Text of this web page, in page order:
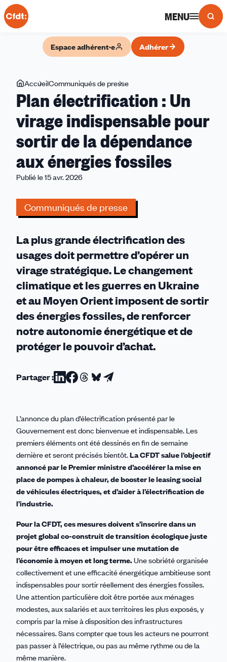
Panneau de gestion des cookies
MENU
Espace adhérent·e Adhérer
Vous
êtes
ici
AccueilCommuniqués de presse
électrification
Un
virage
indispensable
pour
la
énergies
Plan électrification : Un
virage indispensable pour
sortir de la dépendance
aux énergies fossiles
Publié le 15 avr. 2026
Communiqués de presse
La plus grande électrification des
usages doit permettre d’opérer un
virage stratégique. Le changement
climatique et les guerres en Ukraine
et au Moyen Orient imposent de sortir
des énergies fossiles, de renforcer
notre autonomie énergétique et de
protéger le pouvoir d’achat.
Partager :Partager
Linkedin
Partager
Facebook
Partager
Threads
Partager
Bluesky
Partager
email
L’annonce du plan d’électrification présenté par le
Gouvernement est donc bienvenue et indispensable. Les
premiers éléments ont été dessinés en fin de semaine
dernière et seront précisés bientôt.La CFDT salue l’objectif
annoncé par le Premier ministre d’accélérer la mise en
place de pompes à chaleur, de booster le leasing social
de véhicules électriques, et d’aider à l’électrification de
l’industrie.
Pour la CFDT, ces mesures doivent s’inscrire dans un
projet global co-construit de transition écologique juste
pour être efficaces et impulser une mutation de
l’économie à moyen et long terme. Une sobriété organisée
collectivement et une efficacité énergétique ambitieuse sont
indispensables pour sortir réellement des énergies fossiles.
Une attention particulière doit être portée aux ménages
modestes, aux salariés et aux territoires les plus exposés, y
compris par la mise à disposition des infrastructures
nécessaires. Sans compter que tous les acteurs ne pourront
pas passer à l’électrique, ou pas au même rythme ou de la
même manière.